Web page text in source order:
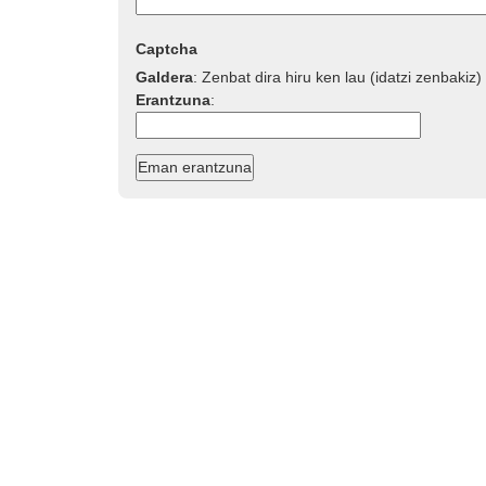
Captcha
Galdera:Zenbat dira hiru ken lau (idatzi zenbakiz)
Erantzuna: